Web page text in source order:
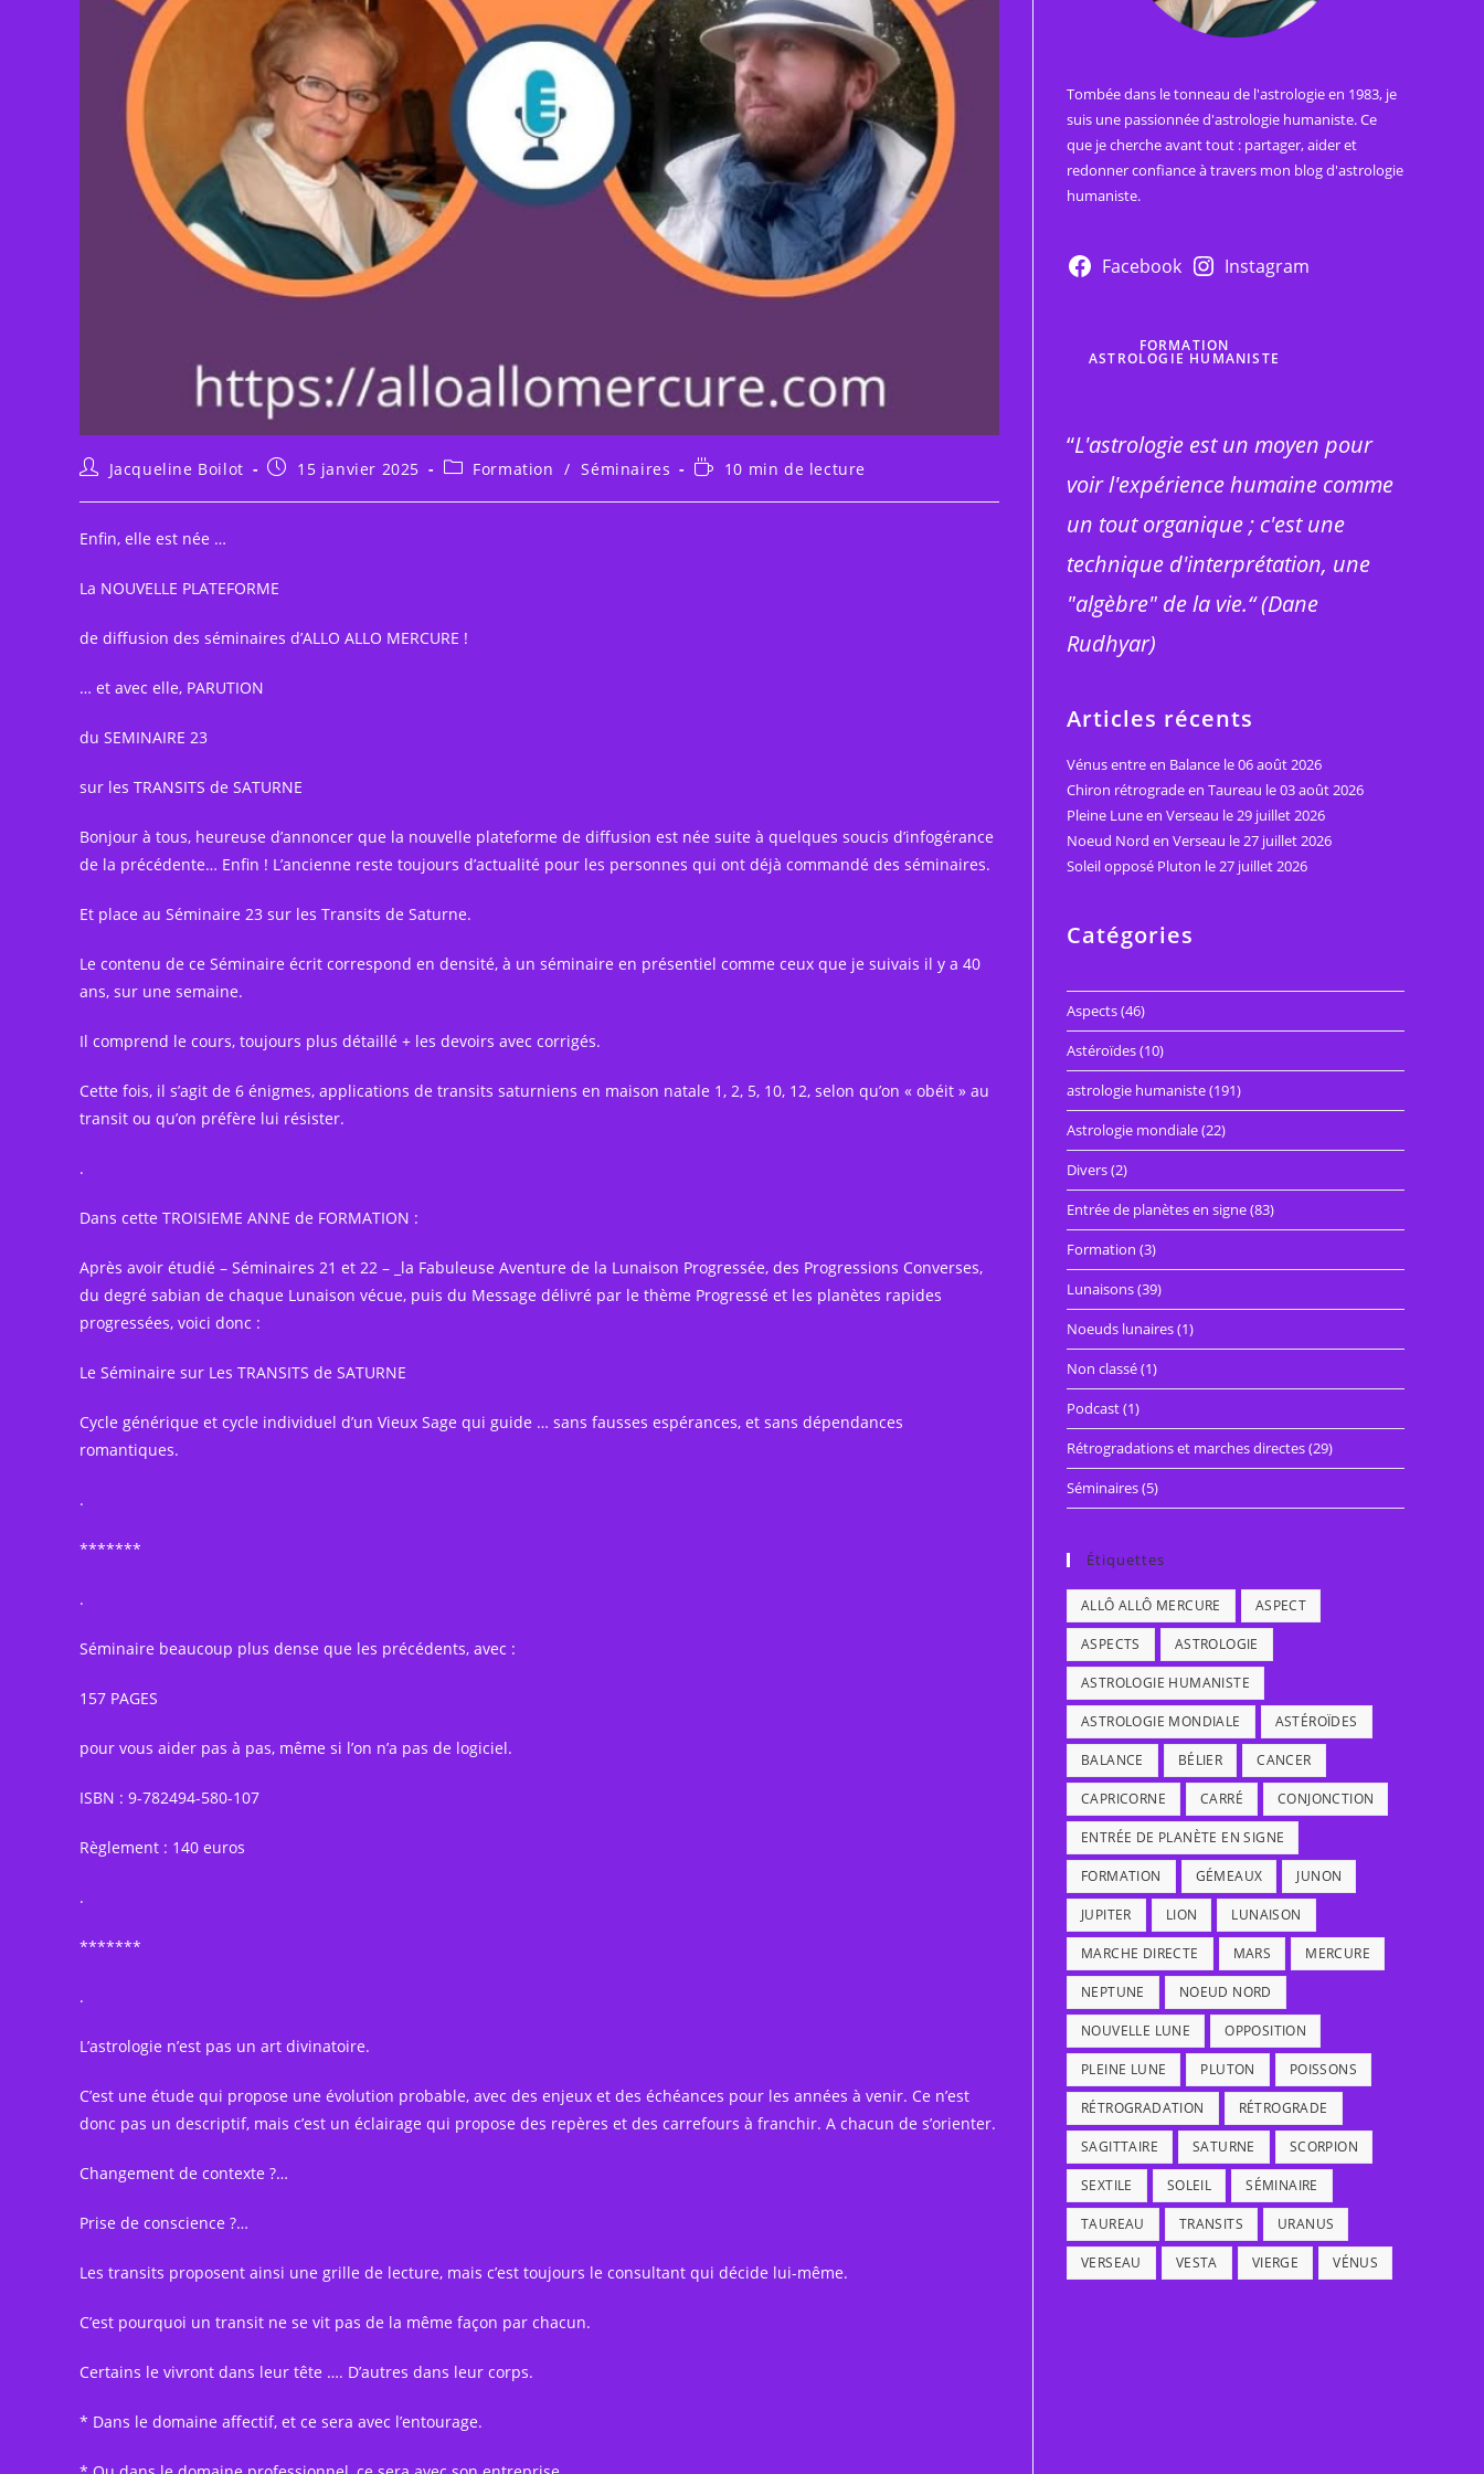
Auteur/autrice
la
publication :
Jacqueline Boilot
Publication
15 janvier 2025
PostFormation / Séminaires
Temps
lecture :
10 min de lecture
Enfin, elle est née …
La NOUVELLE PLATEFORME
de diffusion des séminaires d’ALLO ALLO MERCURE !
… et avec elle, PARUTION
du SEMINAIRE 23
sur les TRANSITS de SATURNE
Bonjour à tous, heureuse d’annoncer que la nouvelle plateforme de diffusion est née suite à quelques soucis d’infogérance
de la précédente… Enfin ! L’ancienne reste toujours d’actualité pour les personnes qui ont déjà commandé des séminaires.
Et place au Séminaire 23 sur les Transits de Saturne.
Le contenu de ce Séminaire écrit correspond en densité, à un séminaire en présentiel comme ceux que je suivais il y a 40
ans, sur une semaine.
Il comprend le cours, toujours plus détaillé + les devoirs avec corrigés.
Cette fois, il s’agit de 6 énigmes, applications de transits saturniens en maison natale 1, 2, 5, 10, 12, selon qu’on « obéit » au
transit ou qu’on préfère lui résister.
.
Dans cette TROISIEME ANNE de FORMATION :
Après avoir étudié – Séminaires 21 et 22 – _la Fabuleuse Aventure de la Lunaison Progressée, des Progressions Converses,
du degré sabian de chaque Lunaison vécue, puis du Message délivré par le thème Progressé et les planètes rapides
progressées, voici donc :
Le Séminaire sur Les TRANSITS de SATURNE
Cycle générique et cycle individuel d’un Vieux Sage qui guide … sans fausses espérances, et sans dépendances
romantiques.
.
*******
.
Séminaire beaucoup plus dense que les précédents, avec :
157 PAGES
pour vous aider pas à pas, même si l’on n’a pas de logiciel.
ISBN : 9-782494-580-107
Règlement : 140 euros
.
*******
.
L’astrologie n’est pas un art divinatoire.
C’est une étude qui propose une évolution probable, avec des enjeux et des échéances pour les années à venir. Ce n’est
donc pas un descriptif, mais c’est un éclairage qui propose des repères et des carrefours à franchir. A chacun de s’orienter.
Changement de contexte ?…
Prise de conscience ?…
Les transits proposent ainsi une grille de lecture, mais c’est toujours le consultant qui décide lui-même.
C’est pourquoi un transit ne se vit pas de la même façon par chacun.
Certains le vivront dans leur tête …. D’autres dans leur corps.
* Dans le domaine affectif, et ce sera avec l’entourage.
Tombée dans le tonneau de l'astrologie en 1983, je
suis une passionnée d'astrologie humaniste. Ce
que je cherche avant tout : partager, aider et
redonner confiance à travers mon blog d'astrologie
humaniste.
Facebook Instagram
FORMATION
ASTROLOGIE HUMANISTE
“L'astrologie est un moyen pour
voir l'expérience humaine comme
un tout organique ; c'est une
technique d'interprétation, une
"algèbre" de la vie.“ (Dane
Rudhyar)
Articles récents
Vénus entre en Balance le 06 août 2026
Chiron rétrograde en Taureau le 03 août 2026
Pleine Lune en Verseau le 29 juillet 2026
Noeud Nord en Verseau le 27 juillet 2026
Soleil opposé Pluton le 27 juillet 2026
Catégories
Aspects(46)
Astéroïdes(10)
astrologie humaniste(191)
Astrologie mondiale(22)
Divers(2)
Entrée de planètes en signe(83)
Formation (3)
Lunaisons(39)
Noeuds lunaires(1)
Non classé(1)
Podcast(1)
Rétrogradations et marches directes(29)
Séminaires(5)
Étiquettes
ALLÔ ALLÔ MERCURE ASPECT
ASPECTS ASTROLOGIE
ASTROLOGIE HUMANISTE
ASTROLOGIE MONDIALE ASTÉROÏDES
BALANCE BÉLIER CANCER
CAPRICORNE CARRÉ CONJONCTION
ENTRÉE DE PLANÈTE EN SIGNE
FORMATION GÉMEAUX JUNON
JUPITER LION LUNAISON
MARCHE DIRECTE MARS MERCURE
NEPTUNE NOEUD NORD
NOUVELLE LUNE OPPOSITION
PLEINE LUNE PLUTON POISSONS
RÉTROGRADATION RÉTROGRADE
SAGITTAIRE SATURNE SCORPION
SEXTILE SOLEIL SÉMINAIRE
TAUREAU TRANSITS URANUS
VERSEAU VESTA VIERGE VÉNUS